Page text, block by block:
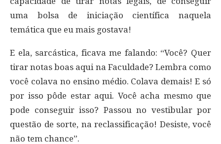
uma bolsa de iniciação científica naquela
temática que eu mais gostava!
E ela, sarcástica, ficava me falando: “Você? Quer
tirar notas boas aqui na Faculdade? Lembra como
você colava no ensino médio. Colava demais! E só
por isso pôde estar aqui. Você acha mesmo que
pode conseguir isso? Passou no vestibular por
questão de sorte, na reclassificação! Desiste, você
não tem chance”.